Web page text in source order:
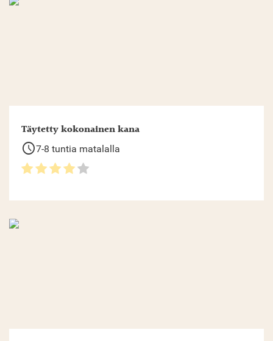
Täytetty kokonainen kana
schedule7-8 tuntia matalalla